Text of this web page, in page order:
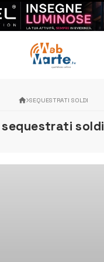
SEQUESTRATI SOLDI
sequestrati soldi